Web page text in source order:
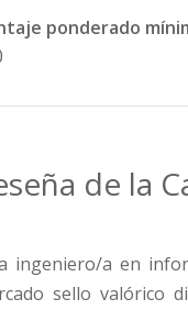
ponderado
de la
ingeniero/a en
sello valórico